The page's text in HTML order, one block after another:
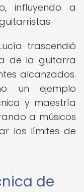
influyendo a
trascendió
de la guitarra
alcanzados.
un ejemplo
y maestría
a músicos
los límites de
de